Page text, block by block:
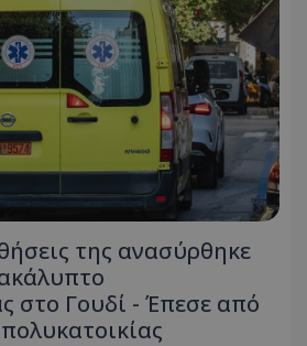
της ανασύρθηκε
στο Γουδί - Έπεσε από
Microsoft Corporation